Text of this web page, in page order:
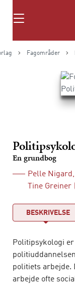
Søg
Fagområder
En grundbog
Pelle Nigard,
Tine Greiner
BESKRIVELSE
Politipsykologi
politiets arbejde.
arbejde ofte